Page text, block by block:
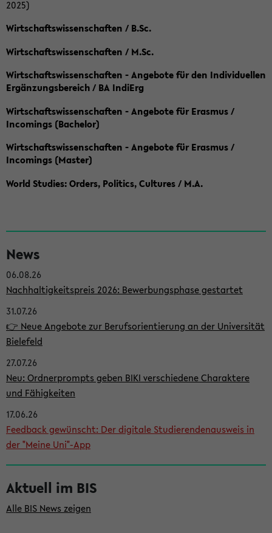
2025)
Wirtschaftswissenschaften / B.Sc.
Wirtschaftswissenschaften / M.Sc.
Wirtschaftswissenschaften - Angebote für den Individuellen
Ergänzungsbereich / BA IndiErg
Wirtschaftswissenschaften - Angebote für Erasmus /
Incomings (Bachelor)
Wirtschaftswissenschaften - Angebote für Erasmus /
Incomings (Master)
World Studies: Orders, Politics, Cultures / M.A.
e
i
t
e
n
l
e
i
s
t
e
News
06.08.26
Nachhaltigkeitspreis 2026: Bewerbungsphase gestartet
31.07.26
👉 Neue Angebote zur Berufsorientierung an der Universität
Bielefeld
27.07.26
Neu: Ordnerprompts geben BIKI verschiedene Charaktere
und Fähigkeiten
17.06.26
Feedback gewünscht: Der digitale Studierendenausweis in
der "Meine Uni"-App
Aktuell im BIS
Alle BIS News zeigen